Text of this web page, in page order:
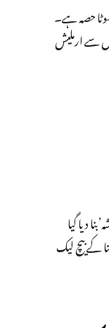
حصہ ہے۔
سے ارملیش
دیا گیا
کے بیچ لیک